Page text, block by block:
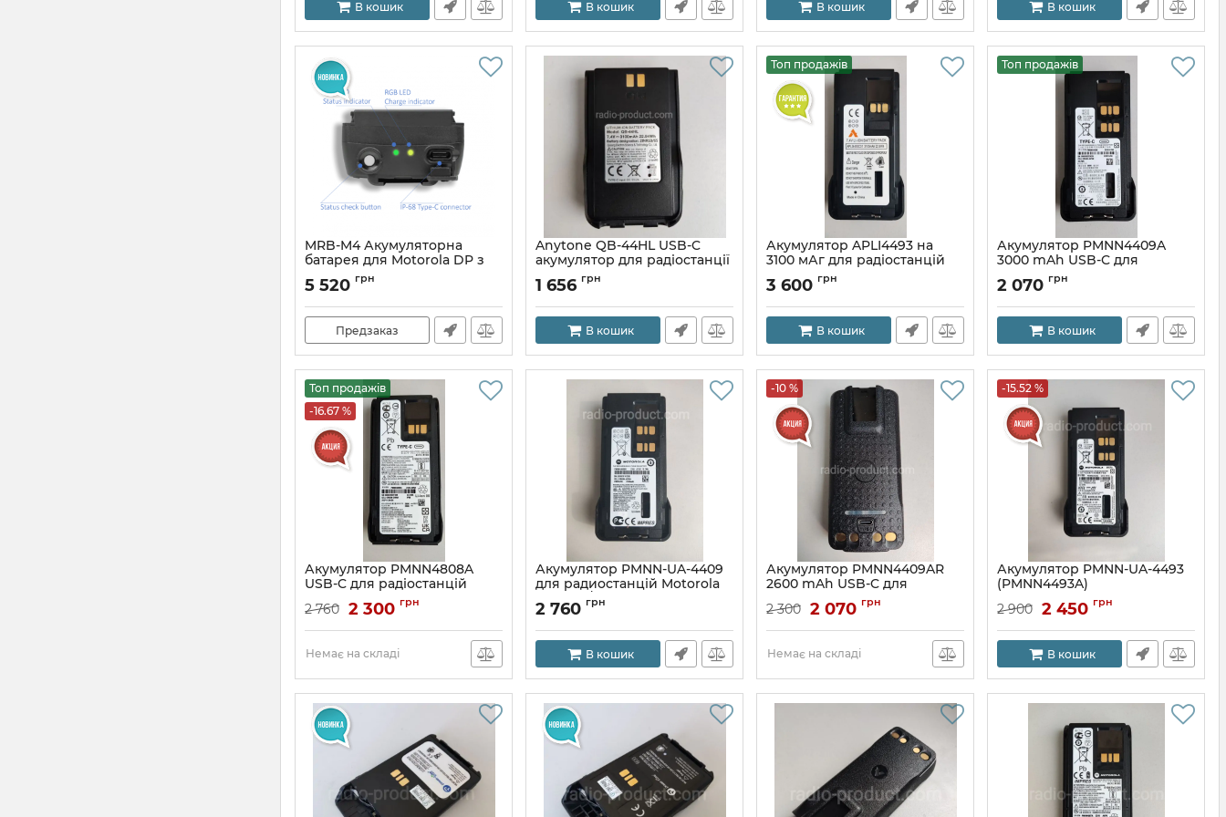
В кошик В кошик В кошик В кошик
MRB-M4 Акумуляторна
батарея для Motorola DP з
5 520 грн
Предзаказ
Anytone QB-44HL USB-C
акумулятор для радіостанції
AT-D878
1 656 грн
В кошик
Топ продажів
Акумулятор APLI4493 на
3100 мАг для радіостанцій
Motorola DP-серії
3 600 грн
В кошик
Топ продажів
Акумулятор PMNN4409A
3000 mAh USB-C для
радіостанцій Motorola
DP2000/4000
2 070 грн
В кошик
Топ продажів
-16.67 %
Акумулятор PMNN4808A
USB-C для радіостанцій
2 760 2 300 грн
Немає на складі
Акумулятор PMNN-UA-4409
для радиостанцій Motorola
DP2000/4000
2 760 грн
В кошик
-10 %
Акумулятор PMNN4409AR
2600 mAh USB-C для
радіостанцій Motorola
2 300 2 070 грн
Немає на складі
-15.52 %
Акумулятор PMNN-UA-4493
(PMNN4493A)
2 900 2 450 грн
В кошик